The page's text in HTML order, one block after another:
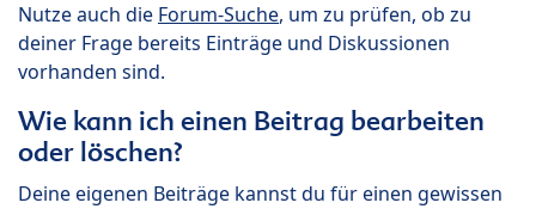
Nutze auch die Forum-Suche, um zu prüfen, ob zu
deiner Frage bereits Einträge und Diskussionen
vorhanden sind.
Wie kann ich einen Beitrag bearbeiten
oder löschen?
Deine eigenen Beiträge kannst du für einen gewissen